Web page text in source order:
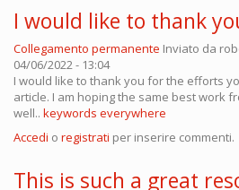
I would like to thank
Collegamento permanente Inviato da
04/06/2022 - 13:04
I would like to thank you for the efforts
article. I am hoping the same best work
well.. keywords everywhere
Accedi o registrati per inserire commenti.
This is such a great